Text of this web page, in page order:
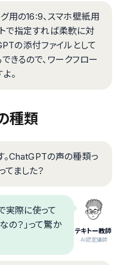
用の16:9、スマホ壁紙用
で指定すれば柔軟に対
の添付ファイルとして
きるので、ワークフロー
。
種類
ChatGPTの声の種類っ
てました？
テキトー教師
.AI認定講師
際に使って
の？」って驚か